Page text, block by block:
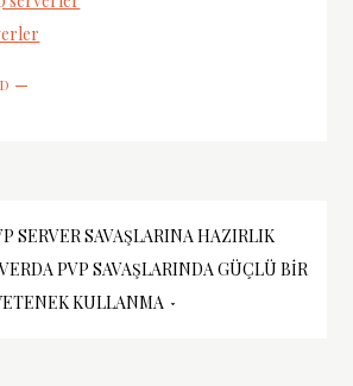
SERVER SAVAŞLARINA HAZIRLIK
PVP SAVAŞLARINDA GÜÇLÜ BIR
KULLANMA